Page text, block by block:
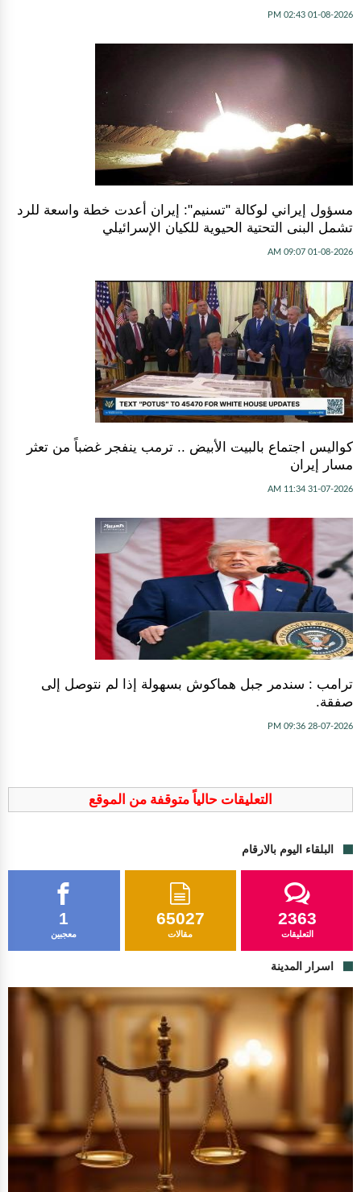
01-08-2026 02:43 PM
مسؤول إيراني لوكالة "تسنيم": إيران أعدت خطة واسعة للرد
تشمل البنى التحتية الحيوية للكيان الإسرائيلي
01-08-2026 09:07 AM
كواليس اجتماع بالبيت الأبيض .. ترمب ينفجر غضباً من تعثر
مسار إيران
31-07-2026 11:34 AM
ترامب : سندمر جبل هماكوش بسهولة إذا لم نتوصل إلى
صفقة.
28-07-2026 09:36 PM
التعليقات حالياً متوقفة من الموقع
البلقاء اليوم بالارقام
1
معجبين
65027
مقالات
2363
التعليقات
اسرار المدينة